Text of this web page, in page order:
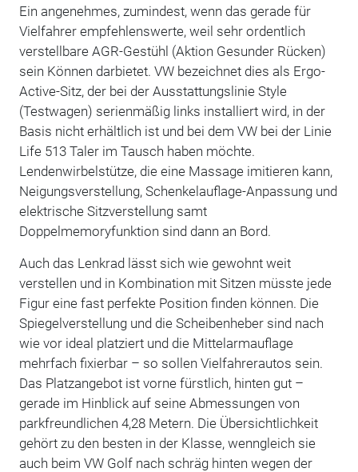
Ein angenehmes, zumindest, wenn das gerade für
Vielfahrer empfehlenswerte, weil sehr ordentlich
verstellbare AGR-Gestühl (Aktion Gesunder Rücken)
sein Können darbietet. VW bezeichnet dies als Ergo-
Active-Sitz, der bei der Ausstattungslinie Style
(Testwagen) serienmäßig links installiert wird, in der
Basis nicht erhältlich ist und bei dem VW bei der Linie
Life 513 Taler im Tausch haben möchte.
Lendenwirbelstütze, die eine Massage imitieren kann,
Neigungsverstellung, Schenkelauflage-Anpassung und
elektrische Sitzverstellung samt
Doppelmemoryfunktion sind dann an Bord.
Auch das Lenkrad lässt sich wie gewohnt weit
verstellen und in Kombination mit Sitzen müsste jede
Figur eine fast perfekte Position finden können. Die
Spiegelverstellung und die Scheibenheber sind nach
wie vor ideal platziert und die Mittelarmauflage
mehrfach fixierbar – so sollen Vielfahrerautos sein.
Das Platzangebot ist vorne fürstlich, hinten gut –
gerade im Hinblick auf seine Abmessungen von
parkfreundlichen 4,28 Metern. Die Übersichtlichkeit
gehört zu den besten in der Klasse, wenngleich sie
auch beim VW Golf nach schräg hinten wegen der